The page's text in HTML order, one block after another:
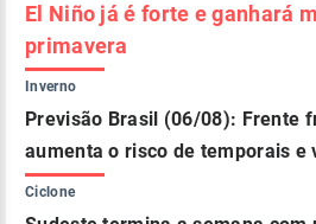
El Niño já é forte e ganhará
primavera
Inverno
Previsão Brasil (06/08): Frente
aumenta o risco de temporais e
Ciclone